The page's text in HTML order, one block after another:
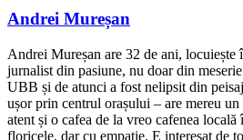
Andrei Mureșan
Andrei Mureșan are 32 de ani, locuiește
jurnalist din pasiune, nu doar din
UBB și de atunci a fost nelipsit din
ușor prin centrul orașului – are mereu
atent și o cafea de la vreo cafenea locală
floricele, dar cu empatie. E interesat de